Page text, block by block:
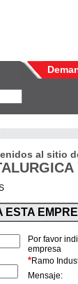
al sitio
ESTA
Por favor
empresa
*Ramo
Mensaje: